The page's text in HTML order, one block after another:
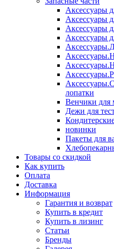
Аксессуары
Аксессуары
Аксессуары
Аксессуары
лопатки
Венчики для
Дежи для
новинки
Пакеты для
Товары со скидкой
Как купить
Оплата
Доставка
Информация
Гарантия и возврат
Купить в кредит
Купить в лизинг
Статьи
Бренды